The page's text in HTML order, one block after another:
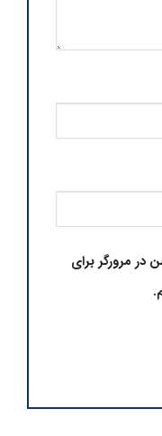
مرورگر برای